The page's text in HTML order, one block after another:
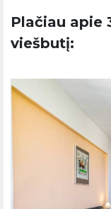
Plačiau apie
viešbutį: